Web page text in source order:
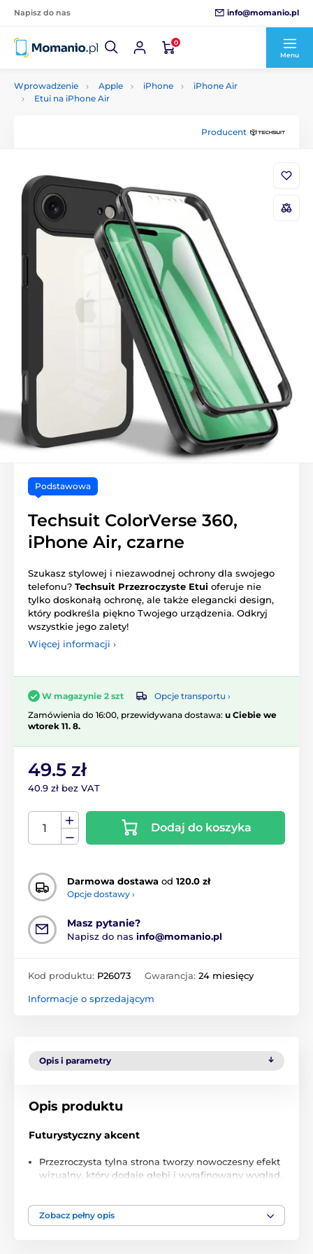
Napisz do nas info@momanio.pl
0
Menu
Wprowadzenie Apple iPhone
iPhone Air
Etui na iPhone Air
Producent
Podstawowa
Techsuit ColorVerse 360,
iPhone Air, czarne
Szukasz stylowej i niezawodnej ochrony dla swojego
telefonu? Techsuit Przezroczyste Etui oferuje nie
tylko doskonałą ochronę, ale także elegancki design,
który podkreśla piękno Twojego urządzenia. Odkryj
wszystkie jego zalety!
Więcej informacji ›
W magazynie 2 szt
Opcje transportu ›
Zamówienia do 16:00, przewidywana dostawa: u Ciebie we
wtorek 11. 8.
49.5 zł
40.9 zł bez VAT
Dodaj do koszyka
Darmowa dostawa od 120.0 zł
Opcje dostawy ›
Masz pytanie?
Napisz do nas info@momanio.pl
Kod produktu: P26073 Gwarancja: 24 miesięcy
Informacje o sprzedającym
Opis i parametry
Opis produktu
Futurystyczny akcent
Przezroczysta tylna strona tworzy nowoczesny efekt
wizualny, który dodaje głębi i wyrafinowany wygląd.
Antypoślizgowe detale
Zobacz pełny opis